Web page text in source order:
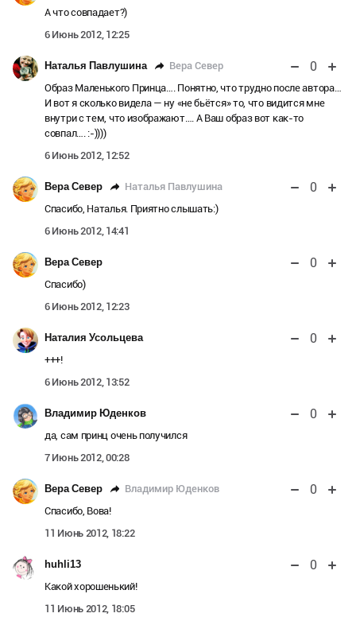
А что совпадает?)
6 Июнь 2012, 12:25
Наталья Павлушина Вера Север 0
Образ Маленького Принца…. Понятно, что трудно после автора…
И вот я сколько видела — ну «не бьётся» то, что видится мне
внутри с тем, что изображают…. А Ваш образ вот как-то
совпал…. :-))))
6 Июнь 2012, 12:52
Вера Север Наталья Павлушина 0
Спасибо, Наталья. Приятно слышать:)
6 Июнь 2012, 14:41
Вера Север 0
Спасибо)
6 Июнь 2012, 12:23
Наталия Усольцева 0
+++!
6 Июнь 2012, 13:52
Владимир Юденков 0
да, сам принц очень получился
7 Июнь 2012, 00:28
Вера Север Владимир Юденков 0
Спасибо, Вова!
11 Июнь 2012, 18:22
huhli13 0
Какой хорошенький!
11 Июнь 2012, 18:05